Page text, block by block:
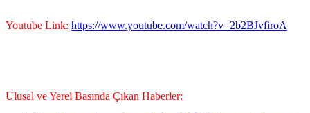
Youtube Link: https://www.youtube.com/watch?v=2b2BJvfiroA
Ulusal ve Yerel Basında Çıkan Haberler: